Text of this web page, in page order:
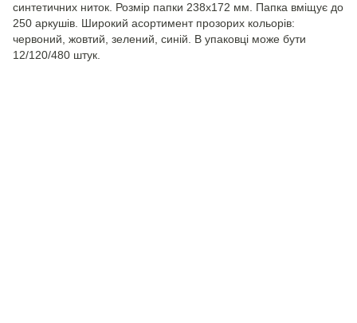
синтетичних ниток. Розмір папки 238x172 мм. Папка вміщує до
250 аркушів. Широкий асортимент прозорих кольорів:
червоний, жовтий, зелений, синій. В упаковці може бути
12/120/480 штук.